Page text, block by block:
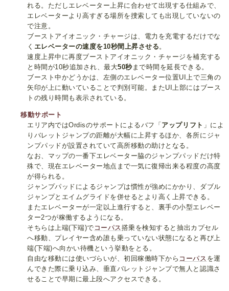
れる。ただしエレベーター上昇に合わせて出現する仕組みで、
エレベーターより高すぎる場所を捜索しても出現していないの
で注意。
ブーストアイオニック・チャージは、電力を充電するだけでな
く エレベーターの速度を10秒間上昇させる。
速度上昇中に再度ブーストアイオニック・チャージを補充する
と時間が10秒追加され、最大50秒まで時間を延長できる。
ブースト中かどうかは、左側のエレベーター位置UI上で三角の
矢印が上に動いていることで判別可能。またUI上部にはブース
トの残り時間も表示されている。
移動サポート
エリア内ではOrdisのサポートによるバフ「 アップリフト 」によ
りバレットジャンプの距離が大幅に上昇するほか、各所にジャ
ンプパッドが設置されていて高所移動の助けとなる。
なお、マップの一番下エレベーター脇のジャンプパッドだけ特
殊で、現在エレベーター地点まで一気に復帰出来る程度の高度
が得られる。
ジャンプパッドによるジャンプは慣性が強めにかかり、ダブル
ジャンプとエイムグライドを併せるとより高く上昇できる。
またエレベーターが一定以上進行すると、裏手の小型エレベー
ター2つが稼働するようになる。
そちらは上端(下端)で コーパス搭乗を検知すると抽出カプセル
へ移動、プレイヤー含め誰も乗っていない状態になると再び上
端(下端)へ向かい待機という挙動をとる。
自由な移動には使いづらいが、初回稼働時下から コーパス を運
んできた際に乗り込み、垂直バレットジャンプで無人と認識さ
せることで早期に最上段へアクセスできる。